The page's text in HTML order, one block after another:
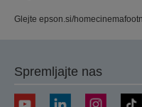
Glejte epson.si/
Spremljajte nas